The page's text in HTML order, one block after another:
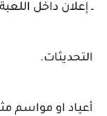
ـ إعلان داخل
التحديثات.
أعياد او مواسم